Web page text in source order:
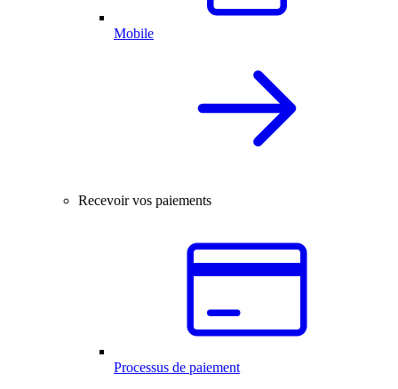
Mobile
Recevoir vos paiements
Processus de paiement